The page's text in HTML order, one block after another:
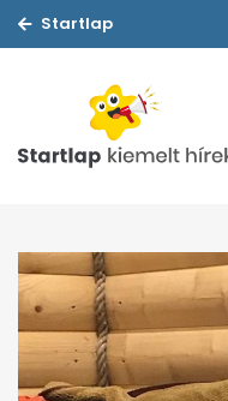
Startlap